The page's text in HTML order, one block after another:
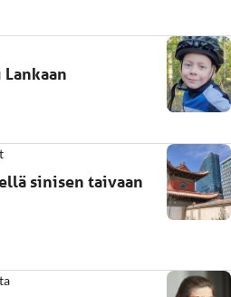
sinisen taivaan